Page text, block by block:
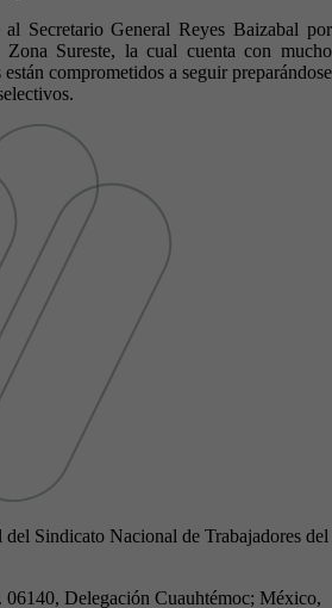
Secretario General Reyes Baizabal por
Sureste, la cual cuenta con mucho
comprometidos a seguir preparándose
Sindicato Nacional de Trabajadores del
06140, Delegación Cuauhtémoc; México,